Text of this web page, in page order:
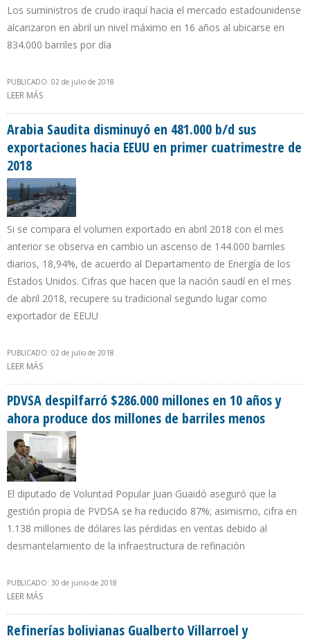
Los suministros de crudo iraquí hacia el mercado estadounidense
alcanzaron en abril un nivel máximo en 16 años al ubicarse en
834.000 barriles por día
PUBLICADO: 02 de julio de 2018
LEER MÁS
Arabia Saudita disminuyó en 481.000 b/d sus
exportaciones hacia EEUU en primer cuatrimestre de
2018
Si se compara el volumen exportado en abril 2018 con el mes
anterior se observa en cambio un ascenso de 144.000 barriles
diarios, 18,94%, de acuerdo al Departamento de Energía de los
Estados Unidos. Cifras que hacen que la nación saudí en el mes
de abril 2018, recupere su tradicional segundo lugar como
exportador de EEUU
PUBLICADO: 02 de julio de 2018
LEER MÁS
PDVSA despilfarró $286.000 millones en 10 años y
ahora produce dos millones de barriles menos
El diputado de Voluntad Popular Juan Guaidó aseguró que la
gestión propia de PVDSA se ha reducido 87%; asimismo, cifra en
1.138 millones de dólares las pérdidas en ventas debido al
desmantelamiento de la infraestructura de refinación
PUBLICADO: 30 de junio de 2018
LEER MÁS
Refinerías bolivianas Gualberto Villarroel y